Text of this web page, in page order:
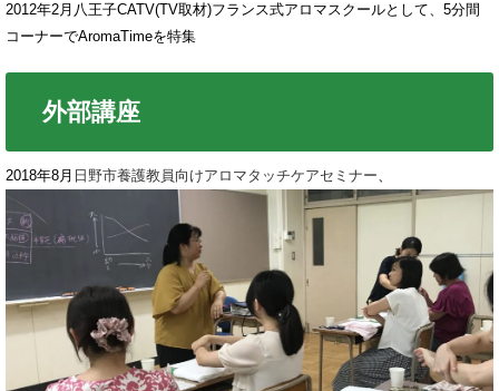
2012年2月八王子CATV(TV取材)フランス式アロマスクールとして、5分間
コーナーでAromaTimeを特集
外部講座
2018年8月 日野市養護教員向けアロマタッチケアセミナー、